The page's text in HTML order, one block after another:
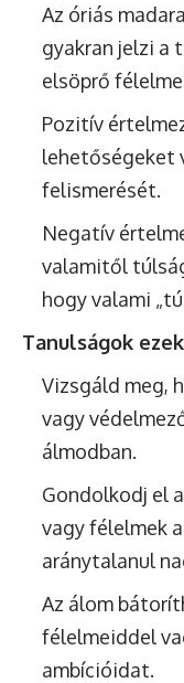
Az óriás
gyakran jelzi a
elsöprő
Pozitív
lehetőségeket
felismerését.
Negatív
valamitől
hogy valami
Tanulságok
Vizsgáld meg,
vagy
álmodban.
Gondolkodj el
vagy félelmek
aránytalanul
Az álom
félelmeiddel
ambícióidat.